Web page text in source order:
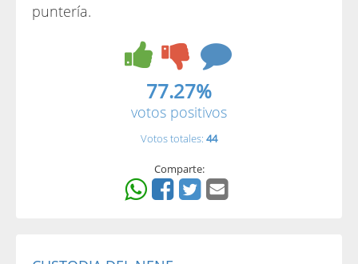
puntería.
77.27%
votos positivos
Votos totales: 44
Comparte: